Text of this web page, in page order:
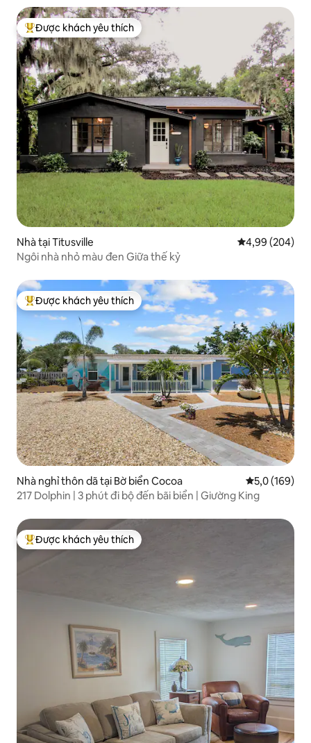
Được khách yêu thích nhất
Được khách yêu thích
Nhà tại Titusville Xếp hạng
4,99 (204)
Ngôi nhà nhỏ màu đen Giữa thế kỷ
Được khách yêu thích nhất
Được khách yêu thích
Nhà nghỉ thôn dã tại Bờ biển Cocoa Xếp hạng
5,0 (169)
217 Dolphin | 3 phút đi bộ đến bãi biển | Giường King
Được khách yêu thích nhất
Được khách yêu thích